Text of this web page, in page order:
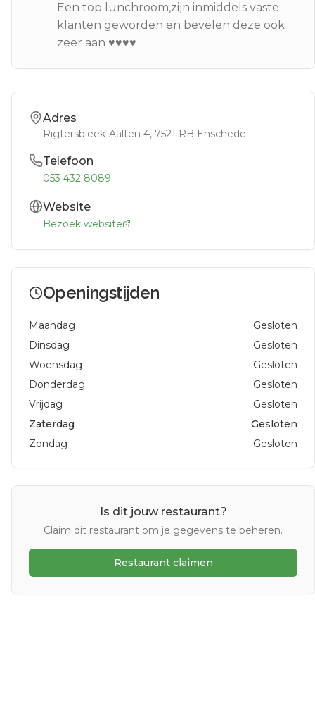
Een top lunchroom,zijn inmiddels vaste
klanten geworden en bevelen deze ook
zeer aan ♥️♥️♥️♥️
Adres
Rigtersbleek-Aalten 4, 7521 RB Enschede
Telefoon
053 432 8089
Website
Bezoek website
Openingstijden
Maandag
Gesloten
Dinsdag
Gesloten
Woensdag
Gesloten
Donderdag
Gesloten
Vrijdag
Gesloten
Zaterdag
Gesloten
Zondag
Gesloten
Is dit jouw restaurant?
Claim dit restaurant om je gegevens te beheren.
Restaurant claimen